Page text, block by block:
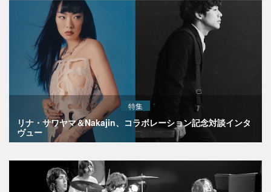
特集
リナ・サワヤマ＆Nakajin、コラボレーション記念対談インタ
ヴュー